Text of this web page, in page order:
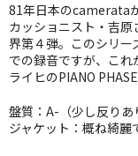
JAZZ-JP
JAZZ-VOCAL
ROCK
81年日本のcamerata
カッショニスト・吉
界第４弾。このシリー
での録音ですが、こ
ライヒのPIANO
盤質：A-（少し反りあ
ジャケット：概ね綺麗